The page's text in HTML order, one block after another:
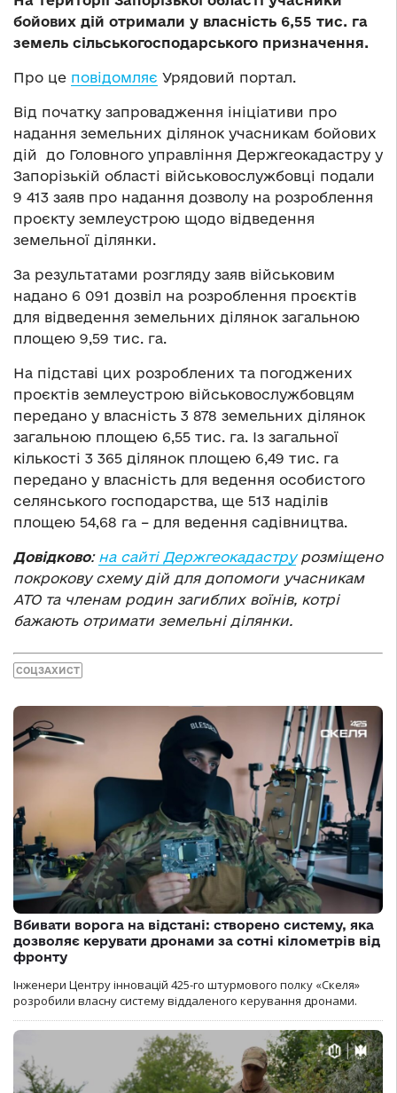
бойових дій отримали у власність 6,55 тис. га
земель сільськогосподарського призначення.
Про це повідомляє Урядовий портал.
Від початку запровадження ініціативи про
надання земельних ділянок учасникам бойових
дій до Головного управління Держгеокадастру у
Запорізькій області військовослужбовці подали
9 413 заяв про надання дозволу на розроблення
проєкту землеустрою щодо відведення
земельної ділянки.
За результатами розгляду заяв військовим
надано 6 091 дозвіл на розроблення проєктів
для відведення земельних ділянок загальною
площею 9,59 тис. га.
На підставі цих розроблених та погоджених
проєктів землеустрою військовослужбовцям
передано у власність 3 878 земельних ділянок
загальною площею 6,55 тис. га. Із загальної
кількості 3 365 ділянок площею 6,49 тис. га
передано у власність для ведення особистого
селянського господарства, ще 513 наділів
площею 54,68 га – для ведення садівництва.
Довідково: на сайті Держгеокадаструрозміщено
покрокову схему дій для допомоги учасникам
АТО та членам родин загиблих воїнів, котрі
бажають отримати земельні ділянки.
СОЦЗАХИСТ
Вбивати ворога на відстані: створено систему, яка
дозволяє керувати дронами за сотні кілометрів від
фронту
Інженери Центру інновацій 425-го штурмового полку «Скеля»
розробили власну систему віддаленого керування дронами.